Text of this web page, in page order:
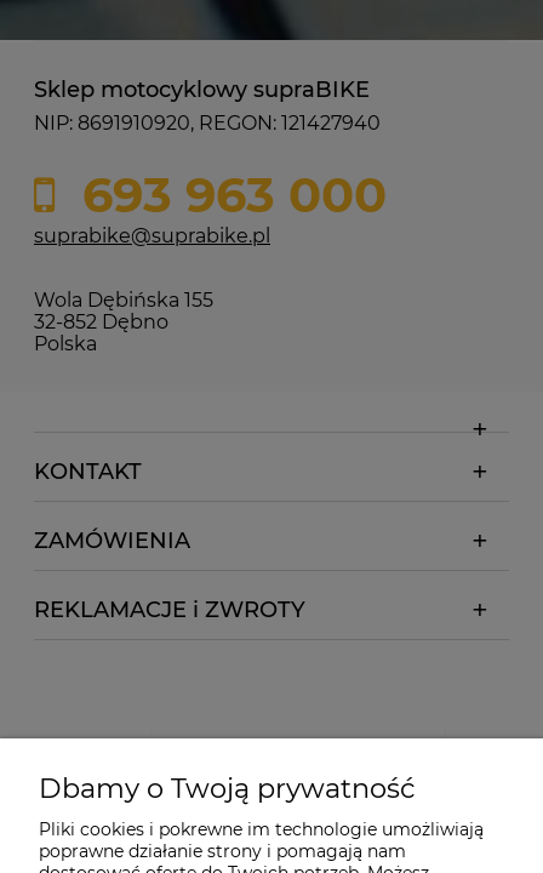
Sklep motocyklowy supraBIKE
NIP: 8691910920, REGON: 121427940
693 963 000
suprabike@suprabike.pl
Wola Dębińska 155
32-852 Dębno
Polska
KONTAKT
ZAMÓWIENIA
REKLAMACJE i ZWROTY
Dbamy o Twoją prywatność
Pliki cookies i pokrewne im technologie umożliwiają
poprawne działanie strony i pomagają nam